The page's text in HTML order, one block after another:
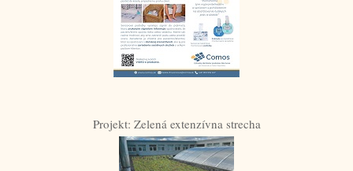
Projekt: Zelená extenzívna strecha